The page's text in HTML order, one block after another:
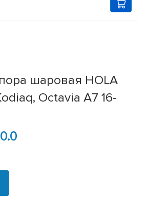
шаровая HOLA
Octavia A7 16-
0.0